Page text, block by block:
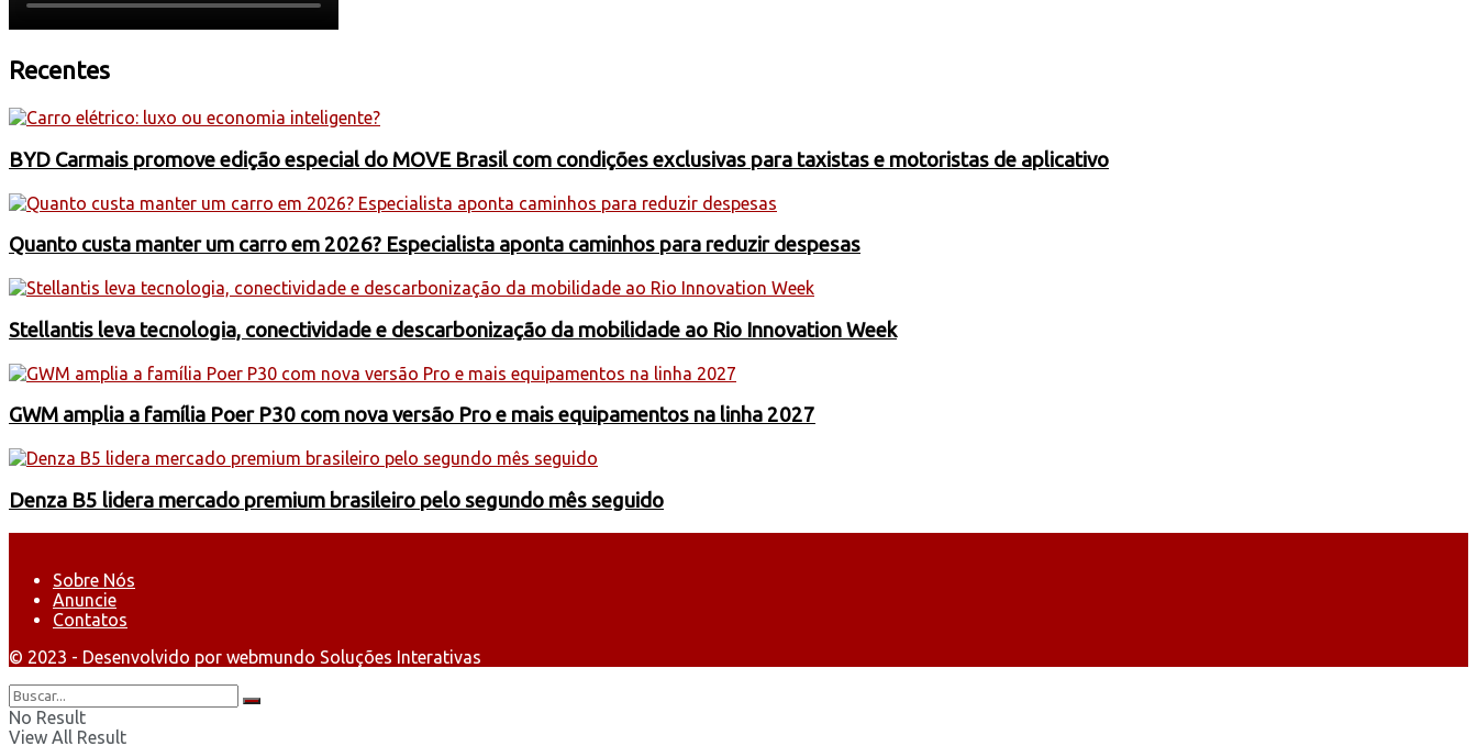
Recentes
BYD Carmais promove edição especial do MOVE Brasil com condições exclusivas para taxistas e motoristas de aplicativo
Quanto custa manter um carro em 2026? Especialista aponta caminhos para reduzir despesas
Stellantis leva tecnologia, conectividade e descarbonização da mobilidade ao Rio Innovation Week
GWM amplia a família Poer P30 com nova versão Pro e mais equipamentos na linha 2027
Denza B5 lidera mercado premium brasileiro pelo segundo mês seguido
Sobre Nós
Anuncie
Contatos
© 2023 - Desenvolvido por webmundo Soluções Interativas
No Result
View All Result